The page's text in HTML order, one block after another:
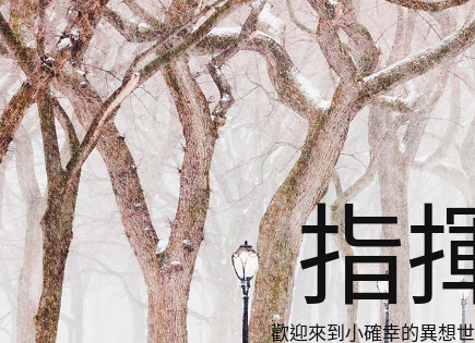
指
歡迎來到小確幸的異想